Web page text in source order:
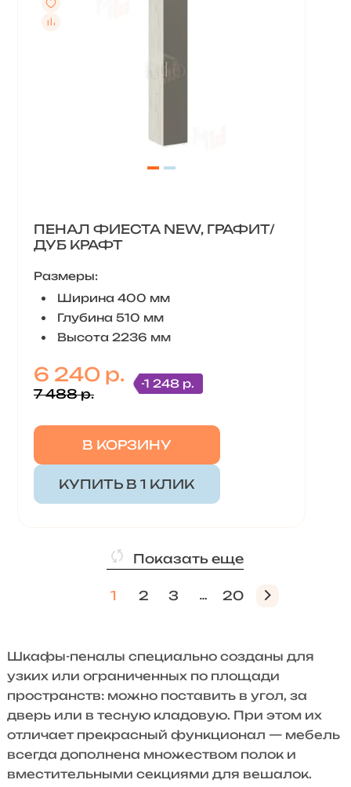
ПЕНАЛ ФИЕСТА NEW, ГРАФИТ/
ДУБ КРАФТ
Размеры:
Ширина 400 мм
Глубина 510 мм
Высота 2236 мм
6 240 р.
7 488 р.
-1 248 р.
В КОРЗИНУ
КУПИТЬ В 1 КЛИК
Показать еще
1 2 3 20
Шкафы-пеналы специально созданы для
узких или ограниченных по площади
пространств: можно поставить в угол, за
дверь или в тесную кладовую. При этом их
отличает прекрасный функционал — мебель
всегда дополнена множеством полок и
вместительными секциями для вешалок.